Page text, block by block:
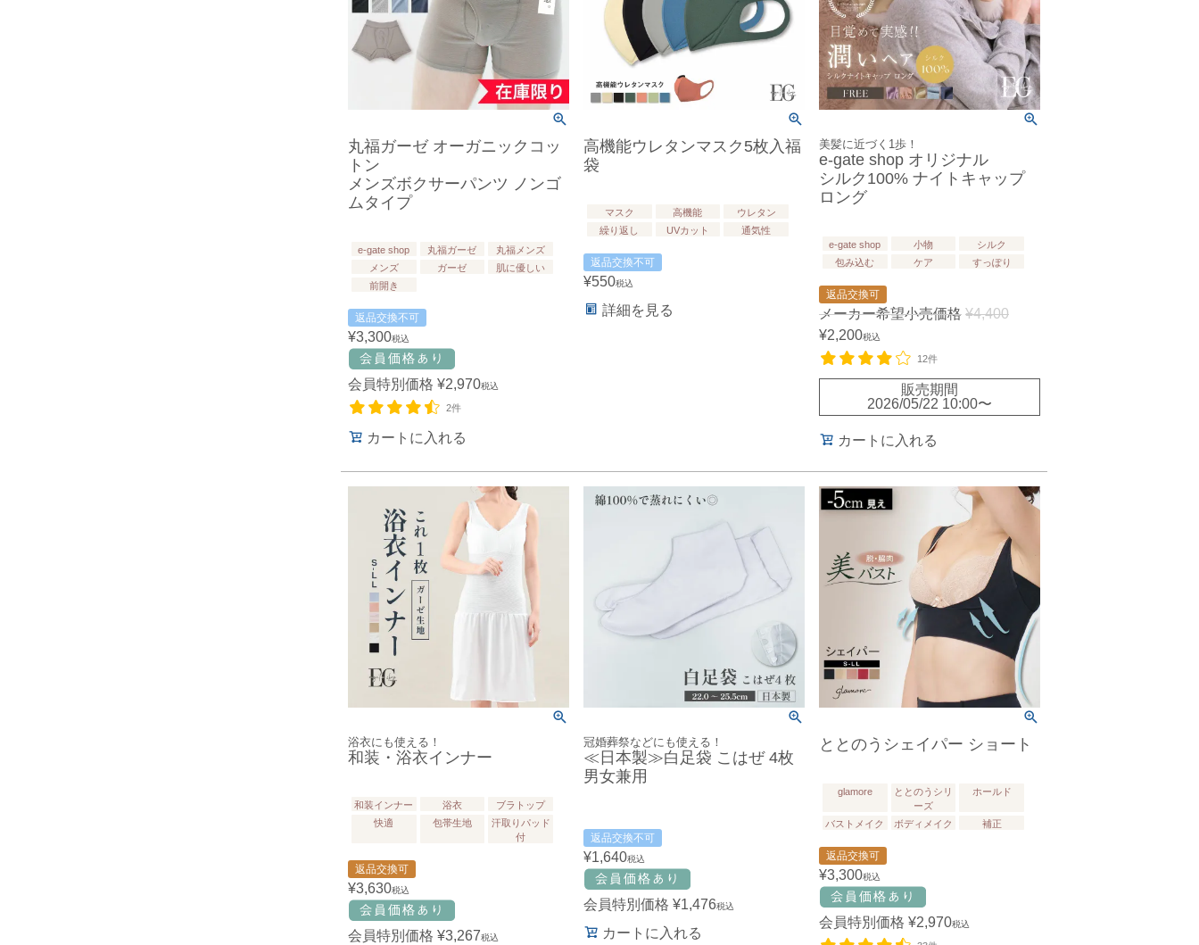
丸福ガーゼ オーガニックコッ
トン
メンズボクサーパンツ ノンゴ
ムタイプ
e-gate shop 丸福ガーゼ
丸福メンズ
メンズ
ガーゼ
肌に優しい
前開き
返品交換不可
¥3,300税込
会員特別価格 ¥2,970税込
2件
カートに入れる
高機能ウレタンマスク5枚入福
袋
マスク 高機能
ウレタン
繰り返し
UVカット 通気性
返品交換不可
¥550税込
詳細を見る
美髪に近づく1歩！
e-gate shop オリジナル
シルク100% ナイトキャップ
ロング
e-gate shop 小物
シルク
包み込む
ケア すっぽり
返品交換可
メーカー希望小売価格 ¥4,400
¥2,200税込
12件
販売期間
2026/05/22 10:00〜
カートに入れる
浴衣にも使える！
和装・浴衣インナー
和装インナー 浴衣
ブラトップ
快適
包帯生地
汗取りパッド
付
返品交換可
¥3,630税込
会員特別価格 ¥3,267税込
冠婚葬祭などにも使える！
≪日本製≫白足袋 こはぜ 4枚
男女兼用
返品交換不可
¥1,640税込
会員特別価格 ¥1,476税込
カートに入れる
ととのうシェイパー ショート
glamore
ととのうシリ
ーズ
ホールド
バストメイク ボディメイク 補正
返品交換可
¥3,300税込
会員特別価格 ¥2,970税込